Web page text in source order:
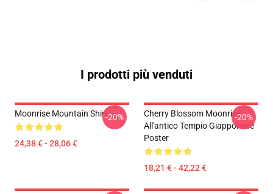
I prodotti più venduti
Moonrise Mountain Shirt
24,38 € - 28,06 €
-20%
Cherry Blossom Moonrise
All'antico Tempio Giapponese
Poster
18,21 € - 42,22 €
-20%